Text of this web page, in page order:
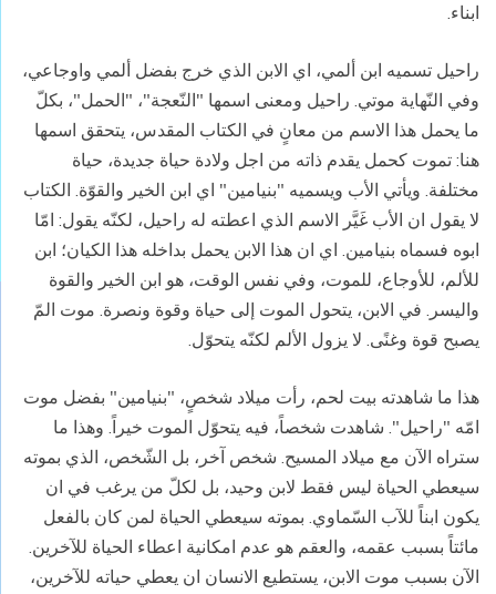
ابناء.
راحيل تسميه ابن ألمي، اي الابن الذي خرج بفضل ألمي واوجاعي،
وفي النّهاية موتي. راحيل ومعنى اسمها "النّعجة"، "الحمل"، بكلّ
ما يحمل هذا الاسم من معانٍ في الكتاب المقدس، يتحقق اسمها
هنا: تموت كحمل يقدم ذاته من اجل ولادة حياة جديدة، حياة
مختلفة. ويأتي الأب ويسميه "بنيامين" اي ابن الخير والقوّة. الكتاب
لا يقول ان الأب غَيَّر الاسم الذي اعطته له راحيل، لكنّه يقول: امّا
ابوه فسماه بنيامين. اي ان هذا الابن يحمل بداخله هذا الكيان؛ ابن
للألم، للأوجاع، للموت، وفي نفس الوقت، هو ابن الخير والقوة
واليسر. في الابن، يتحول الموت إلى حياة وقوة ونصرة. موت المّ
يصبح قوة وغنًى. لا يزول الألم لكنّه يتحوّل.
هذا ما شاهدته بيت لحم، رأت ميلاد شخصٍ، "بنيامين" بفضل موت
امّه "راحيل". شاهدت شخصاً، فيه يتحوّل الموت خيراً. وهذا ما
ستراه الآن مع ميلاد المسيح. شخص آخر، بل الشّخص، الذي بموته
سيعطي الحياة ليس فقط لابن وحيد، بل لكلّ من يرغب في ان
يكون ابناً للآب السّماوي. بموته سيعطي الحياة لمن كان بالفعل
مائتاً بسبب عقمه، والعقم هو عدم امكانية اعطاء الحياة للآخرين.
الآن بسبب موت الابن، يستطيع الانسان ان يعطي حياته للآخرين،